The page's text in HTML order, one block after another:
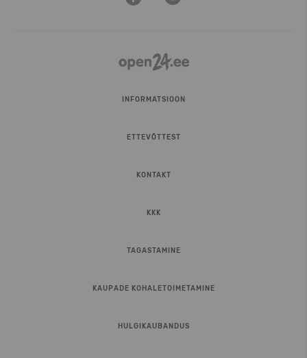
INFORMATSIOON
ETTEVÕTTEST
KONTAKT
KKK
TAGASTAMINE
KAUPADE KOHALETOIMETAMINE
HULGIKAUBANDUS